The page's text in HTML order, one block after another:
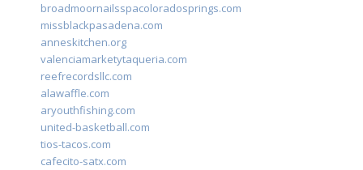
broadmoornailsspacoloradosprings.com
missblackpasadena.com
anneskitchen.org
valenciamarketytaqueria.com
reefrecordsllc.com
alawaffle.com
aryouthfishing.com
united-basketball.com
tios-tacos.com
cafecito-satx.com